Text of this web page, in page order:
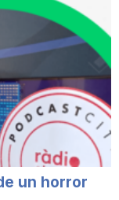
un horror